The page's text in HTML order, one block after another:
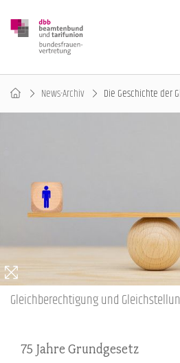
News-Archiv Die Geschichte der
Gleichberechtigung und
75 Jahre Grundgesetz